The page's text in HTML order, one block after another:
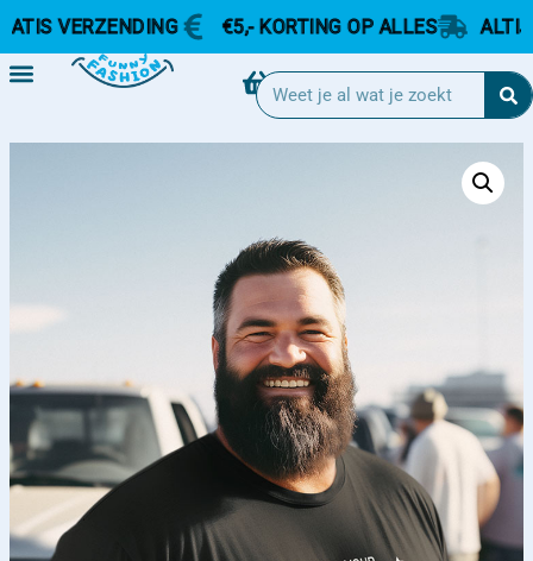
VERZENDING €5,- KORTING OP ALLES ALTIJD